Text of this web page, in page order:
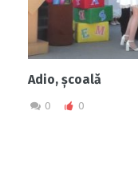
Adio, școală
0 0